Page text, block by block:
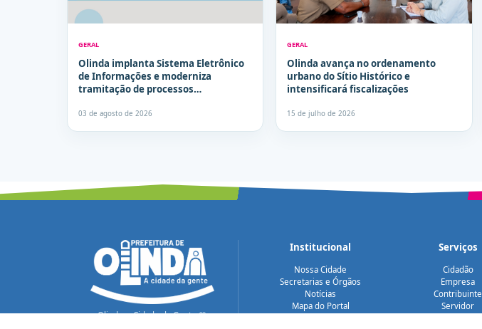
GERAL
Olinda implanta Sistema Eletrônico
de Informações e moderniza
tramitação de processos
03 de agosto de 2026
GERAL
Olinda avança no ordenamento
urbano do Sítio Histórico e
intensificará fiscalizações
15 de julho de 2026
Olinda, a Cidade da Gente 💙
Institucional
Nossa Cidade
Secretarias e Órgãos
Notícias
Mapa do Portal
Serviços
Cidadão
Empresa
Contribuinte
Servidor